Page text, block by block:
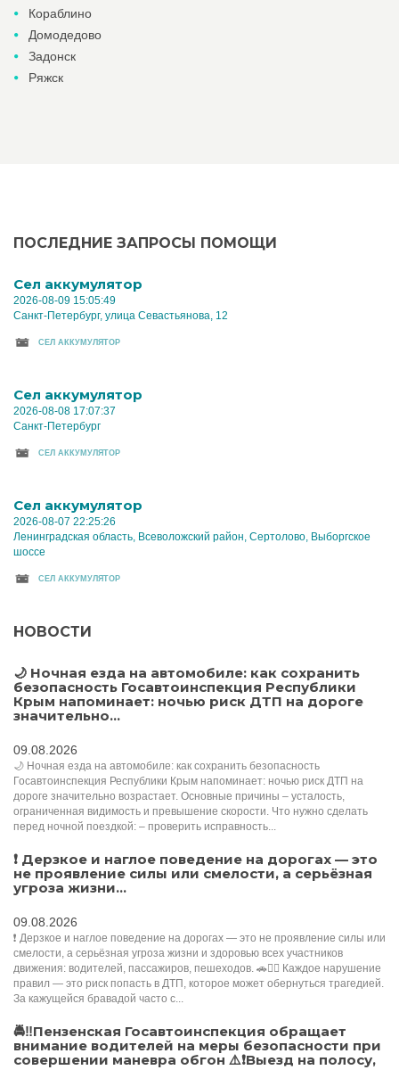
Кораблино
Домодедово
Задонск
Ряжск
ПОСЛЕДНИЕ ЗАПРОСЫ ПОМОЩИ
Cел аккумулятор
2026-08-09 15:05:49
Санкт-Петербург, улица Севастьянова, 12
CЕЛ АККУМУЛЯТОР
Cел аккумулятор
2026-08-08 17:07:37
Санкт-Петербург
CЕЛ АККУМУЛЯТОР
Cел аккумулятор
2026-08-07 22:25:26
Ленинградская область, Всеволожский район, Сертолово, Выборгское
шоссе
CЕЛ АККУМУЛЯТОР
НОВОСТИ
🌙 Ночная езда на автомобиле: как сохранить
безопасность Госавтоинспекция Республики
Крым напоминает: ночью риск ДТП на дороге
значительно...
09.08.2026
🌙 Ночная езда на автомобиле: как сохранить безопасность
Госавтоинспекция Республики Крым напоминает: ночью риск ДТП на
дороге значительно возрастает. Основные причины – усталость,
ограниченная видимость и превышение скорости. Что нужно сделать
перед ночной поездкой: – проверить исправность...
❗ Дерзкое и наглое поведение на дорогах — это
не проявление силы или смелости, а серьёзная
угроза жизни...
09.08.2026
❗ Дерзкое и наглое поведение на дорогах — это не проявление силы или
смелости, а серьёзная угроза жизни и здоровью всех участников
движения: водителей, пассажиров, пешеходов. 🚗🚶‍♂️ Каждое нарушение
правил — это риск попасть в ДТП, которое может обернуться трагедией.
За кажущейся бравадой часто с...
🚔‼️Пензенская Госавтоинспекция обращает
внимание водителей на меры безопасности при
совершении маневра обгон ⚠️❗Выезд на полосу,